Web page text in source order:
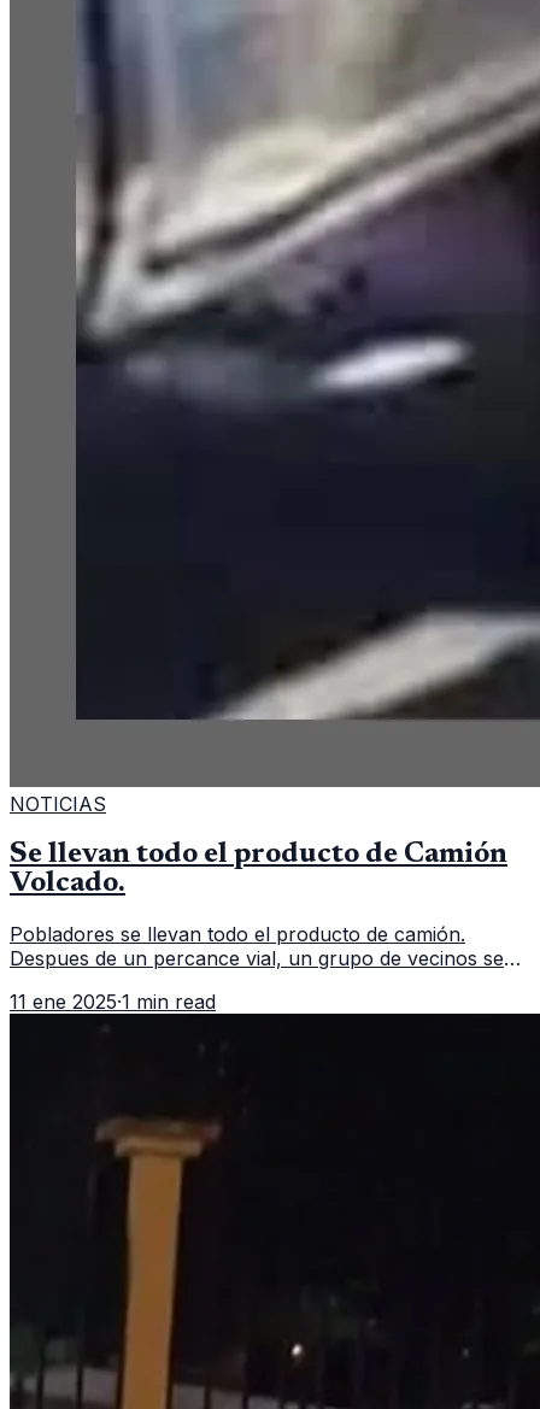
NOTICIAS
Se llevan todo el producto de Camión
Volcado.
Pobladores se llevan todo el producto de camión.
Despues de un percance vial, un grupo de vecinos se
repartidor que volcó. Un
11 ene 2025·1 min read